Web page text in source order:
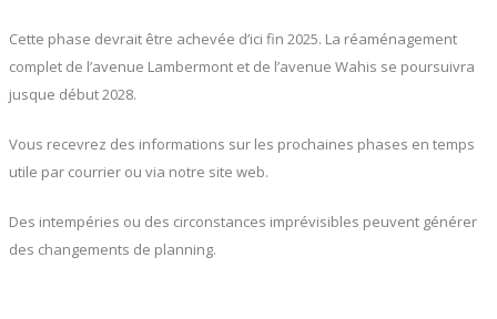
Cette phase devrait être achevée d’ici fin 2025. La réaménagement
complet de l’avenue Lambermont et de l’avenue Wahis se poursuivra
jusque début 2028.
Vous recevrez des informations sur les prochaines phases en temps
utile par courrier ou via notre site web.
Des intempéries ou des circonstances imprévisibles peuvent générer
des changements de planning.